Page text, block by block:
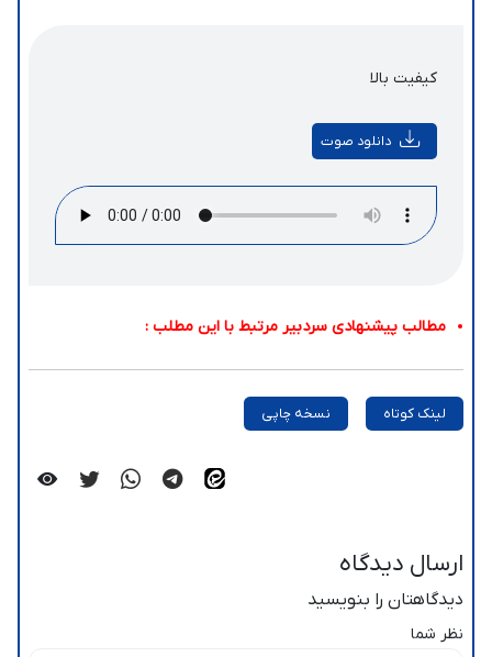
کیفیت بالا
دانلود صوت
مطالب پیشنهادی سردبیر مرتبط با این مطلب :
لینک کوتاه نسخه چاپی
ارسال دیدگاه
دیدگاهتان را بنویسید
نظر شما